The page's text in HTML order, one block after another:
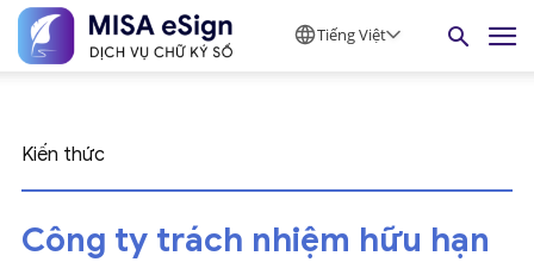
Tiếng Việt
Kiến thức
Công ty trách nhiệm hữu hạn